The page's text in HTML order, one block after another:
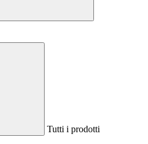
Tutti i prodotti